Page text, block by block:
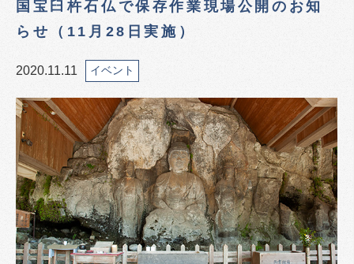
国宝臼杵石仏で保存作業現場公開のお知
らせ（11月28日実施）
2020.11.11 イベント